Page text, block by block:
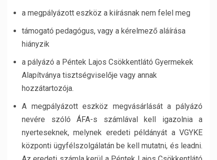
a megpályázott eszköz a kiírásnak nem felel meg
támogató pedagógus, vagy a kérelmező aláírása
hiányzik
a pályázó a Péntek Lajos Csökkentlátó Gyermekek
Alapítványa tisztségviselője vagy annak
hozzátartozója.
A megpályázott eszköz megvásárlását a pályázó
nevére szóló ÁFA-s számlával kell igazolnia a
nyerteseknek, melynek eredeti példányát a VGYKE
központi ügyfélszolgálatán be kell mutatni, és leadni.